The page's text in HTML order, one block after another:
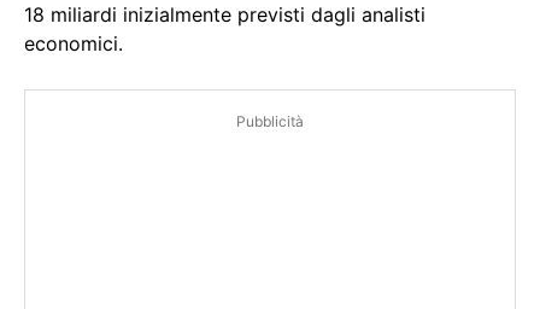
18 miliardi inizialmente previsti dagli analisti
economici.
Pubblicità